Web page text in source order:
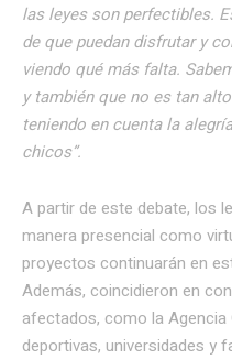
las leyes son perfectibles.
de que puedan disfrutar y
viendo qué más falta.
y también que no es tan
teniendo en cuenta la
chicos”.
A partir de este debate, los
manera presencial como
proyectos continuarán en
Además, coincidieron en
afectados, como la
deportivas, universidades y